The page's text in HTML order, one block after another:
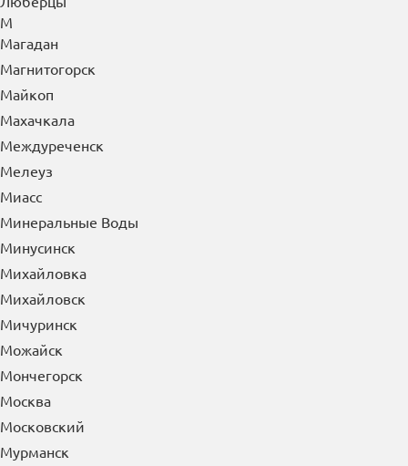
М
Магадан
Магнитогорск
Майкоп
Махачкала
Междуреченск
Мелеуз
Миасс
Минеральные Воды
Минусинск
Михайловка
Михайловск
Мичуринск
Можайск
Мончегорск
Москва
Московский
Мурманск